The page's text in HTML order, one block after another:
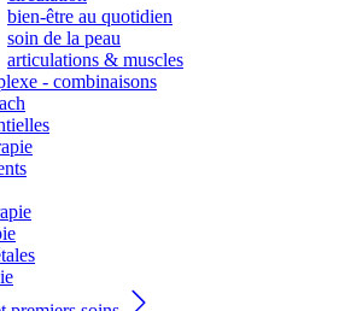
bien-être au quotidien
soin de la peau
articulations & muscles
- combinaisons